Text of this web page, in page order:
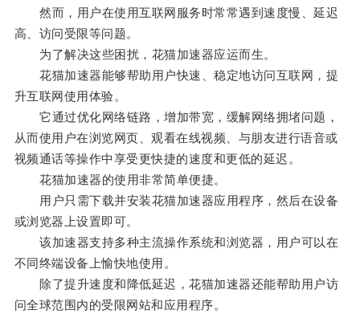
然而，用户在使用互联网服务时常常遇到速度慢、延迟
高、访问受限等问题。
为了解决这些困扰，花猫加速器应运而生。
花猫加速器能够帮助用户快速、稳定地访问互联网，提
升互联网使用体验。
它通过优化网络链路，增加带宽，缓解网络拥堵问题，
从而使用户在浏览网页、观看在线视频、与朋友进行语音或
视频通话等操作中享受更快捷的速度和更低的延迟。
花猫加速器的使用非常简单便捷。
用户只需下载并安装花猫加速器应用程序，然后在设备
或浏览器上设置即可。
该加速器支持多种主流操作系统和浏览器，用户可以在
不同终端设备上愉快地使用。
除了提升速度和降低延迟，花猫加速器还能帮助用户访
问全球范围内的受限网站和应用程序。